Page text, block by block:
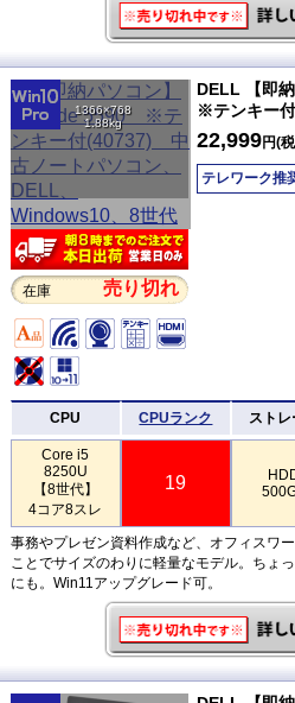
1366×768
1.88kg
在庫 売り切れ
DELL 【即
※テンキー付
22,999円(
テレワーク推
CPU CPUランク スト
Core i5
8250U
【8世代】
4コア8スレ
19
事務やプレゼン資料作成など、オフィスワ
ことでサイズのわりに軽量なモデル。ちょ
にも。Win11アップグレード可。